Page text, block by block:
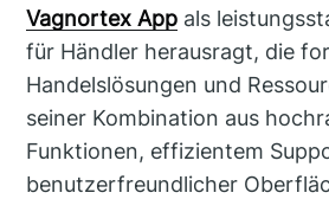
Vagnortex App als
für Händler herausragt, die
Handelslösungen und
seiner Kombination aus
Funktionen, effizientem
benutzerfreundlicher